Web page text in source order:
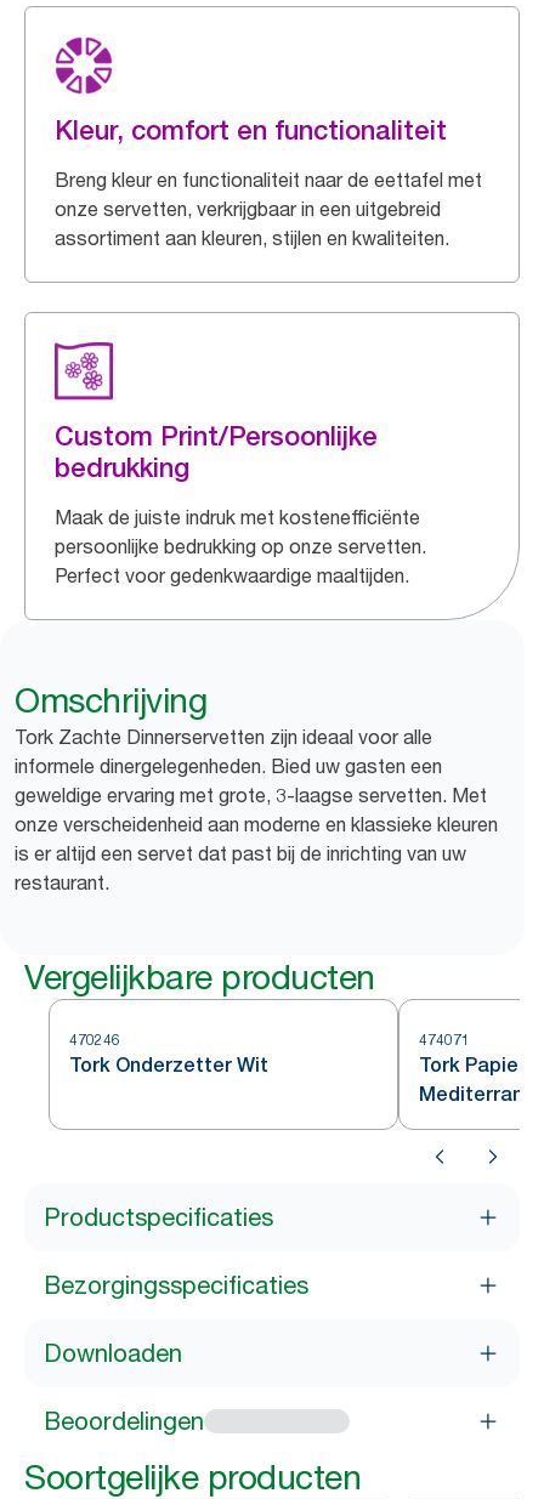
Kleur, comfort en functionaliteit
Breng kleur en functionaliteit naar de eettafel met
onze servetten, verkrijgbaar in een uitgebreid
assortiment aan kleuren, stijlen en kwaliteiten.
Custom Print/Persoonlijke
bedrukking
Maak de juiste indruk met kostenefficiënte
persoonlijke bedrukking op onze servetten.
Perfect voor gedenkwaardige maaltijden.
Omschrijving
Tork Zachte Dinnerservetten zijn ideaal voor alle
informele dinergelegenheden. Bied uw gasten een
geweldige ervaring met grote, 3-laagse servetten. Met
onze verscheidenheid aan moderne en klassieke kleuren
is er altijd een servet dat past bij de inrichting van uw
restaurant.
Vergelijkbare producten
470246
Tork Onderzetter Wit
474071
Tork
Productspecificaties
Bezorgingsspecificaties
Downloaden
Beoordelingen
Soortgelijke producten